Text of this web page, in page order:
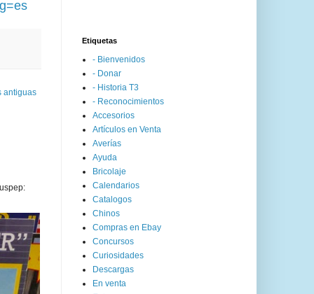
antiguas
Etiquetas
- Bienvenidos
- Donar
- Historia T3
- Reconocimientos
Accesorios
Artículos en Venta
Averías
Ayuda
Bricolaje
Calendarios
Catalogos
Chinos
Compras en Ebay
Concursos
Curiosidades
Descargas
En venta